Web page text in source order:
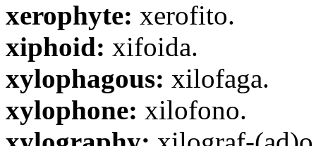
xerophyte: xerofito.
xiphoid: xifoida.
xylophagous: xilofaga.
xylophone: xilofono.